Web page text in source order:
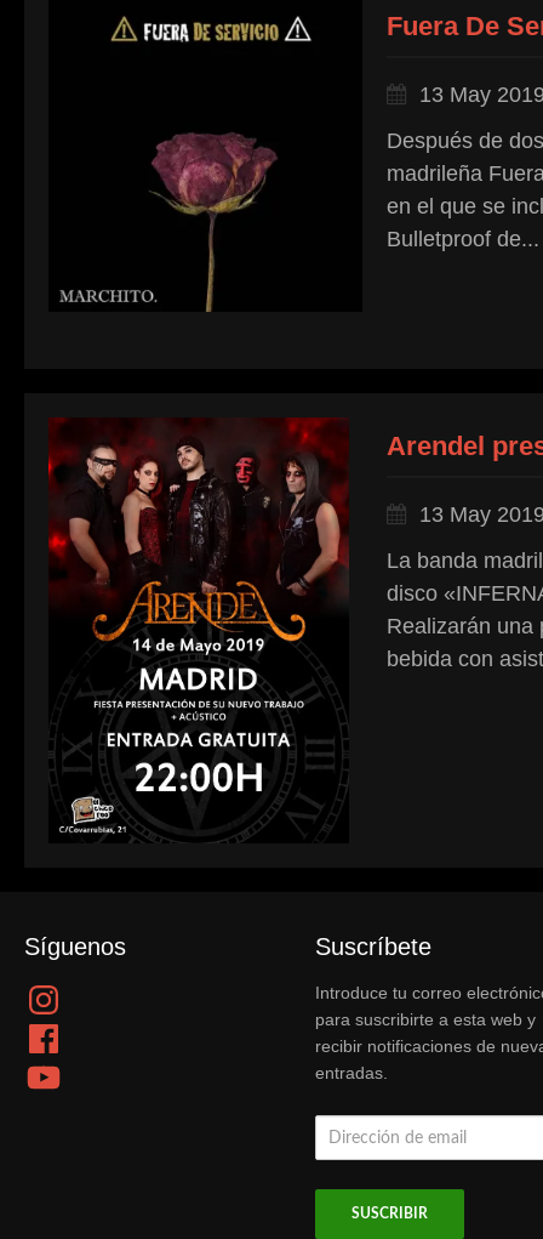
Fuera De
13 May
Después de
madrileña
en el que se
Bulletproof de...
Arendel
13 May
La banda
disco
Realizarán una
bebida con
Síguenos
Instagram
Facebook
YouTube
Suscríbete
Introduce tu correo
para suscribirte a esta web y
recibir notificaciones de
entradas.
Dirección